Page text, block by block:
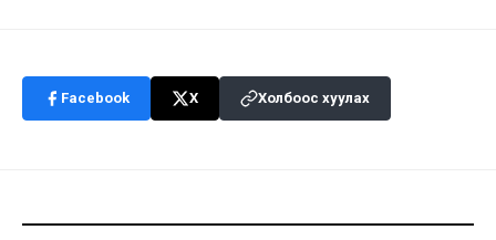
Facebook X Холбоос хуулах